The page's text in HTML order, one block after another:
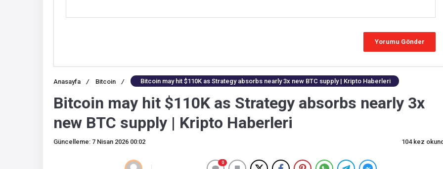
Anasayfa / Bitcoin / Bitcoin may hit $110K as Strategy absorbs nearly 3x new BTC supply | Kripto Haberleri
Bitcoin may hit $110K as Strategy absorbs nearly 3x
new BTC supply | Kripto Haberleri
Güncelleme: 7 Nisan 2026 00:02 104 kez
0